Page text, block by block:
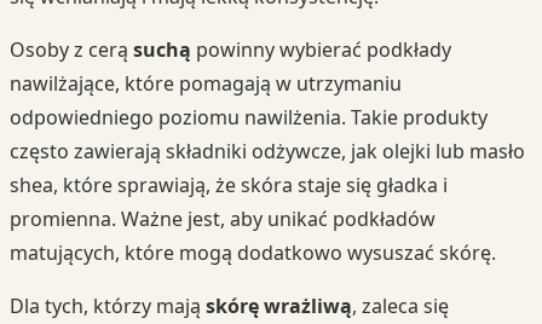
Osoby z cerą suchą powinny wybierać podkłady
nawilżające, które pomagają w utrzymaniu
odpowiedniego poziomu nawilżenia. Takie produkty
często zawierają składniki odżywcze, jak olejki lub masło
shea, które sprawiają, że skóra staje się gładka i
promienna. Ważne jest, aby unikać podkładów
matujących, które mogą dodatkowo wysuszać skórę.
Dla tych, którzy mają skórę wrażliwą, zaleca się